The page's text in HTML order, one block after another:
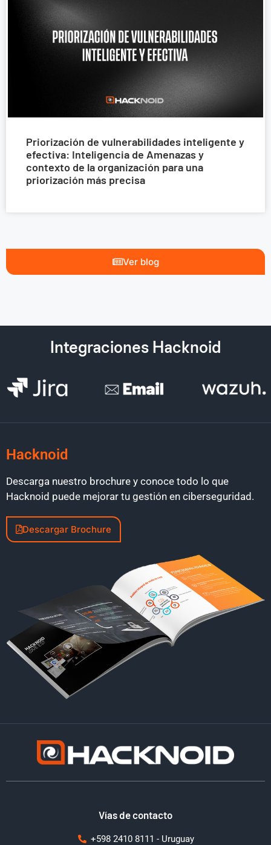
Priorización de vulnerabilidades inteligente y
efectiva: Inteligencia de Amenazas y
contexto de la organización para una
priorización más precisa
Ver blog
Integraciones Hacknoid
Hacknoid
Descarga nuestro brochure y conoce todo lo que
Hacknoid puede mejorar tu gestión en ciberseguridad.
Descargar Brochure
Vías de contacto
+598 2410 8111 - Uruguay